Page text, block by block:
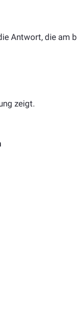
Antwort, die am
zeigt.